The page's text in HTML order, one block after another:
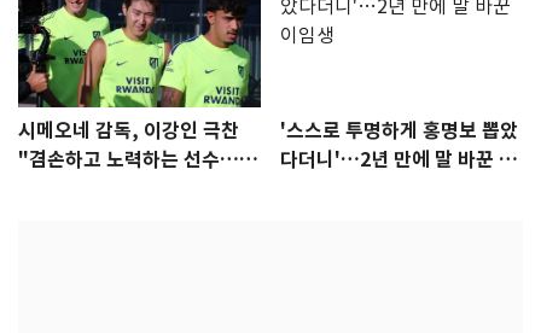
시메오네 감독, 이강인 극찬
"겸손하고 노력하는 선수…좋
'스스로 투명하게 홍명보 뽑았
다더니'…2년 만에 말 바꾼 이